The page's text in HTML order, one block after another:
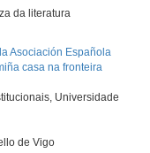
da literatura
Asociación Española
casa na fronteira
Universidade
de Vigo
da AEELH